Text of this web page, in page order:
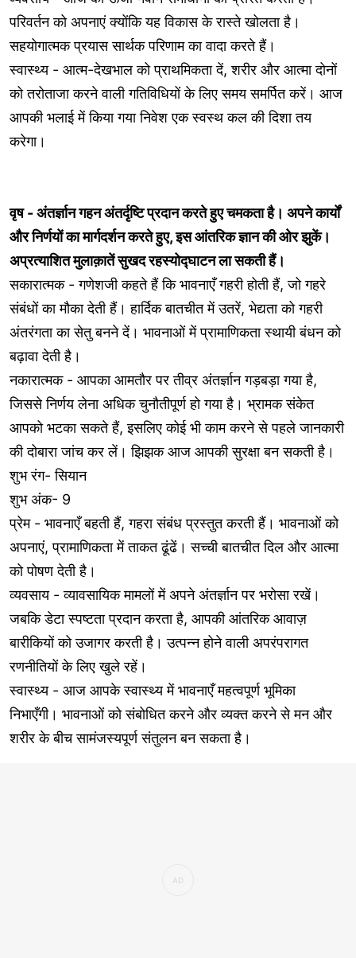
परिवर्तन को अपनाएं क्योंकि यह विकास के रास्ते खोलता है।
सहयोगात्मक प्रयास सार्थक परिणाम का वादा करते हैं।
स्वास्थ्य - आत्म-देखभाल को प्राथमिकता दें, शरीर और आत्मा दोनों
को तरोताजा करने वाली गतिविधियों के लिए समय समर्पित करें। आज
आपकी भलाई में किया गया निवेश एक स्वस्थ कल की दिशा तय
करेगा।
वृष - अंतर्ज्ञान गहन अंतर्दृष्टि प्रदान करते हुए चमकता है। अपने कार्यों
और निर्णयों का मार्गदर्शन करते हुए, इस आंतरिक ज्ञान की ओर झुकें।
अप्रत्याशित मुलाक़ातें सुखद रहस्योद्घाटन ला सकती हैं।
सकारात्मक - गणेशजी कहते हैं कि भावनाएँ गहरी होती हैं, जो गहरे
संबंधों का मौका देती हैं। हार्दिक बातचीत में उतरें, भेद्यता को गहरी
अंतरंगता का सेतु बनने दें। भावनाओं में प्रामाणिकता स्थायी बंधन को
बढ़ावा देती है।
नकारात्मक - आपका आमतौर पर तीव्र अंतर्ज्ञान गड़बड़ा गया है,
जिससे निर्णय लेना अधिक चुनौतीपूर्ण हो गया है। भ्रामक संकेत
आपको भटका सकते हैं, इसलिए कोई भी काम करने से पहले जानकारी
की दोबारा जांच कर लें। झिझक आज आपकी सुरक्षा बन सकती है।
शुभ रंग- सियान
शुभ अंक- 9
प्रेम - भावनाएँ बहती हैं, गहरा संबंध प्रस्तुत करती हैं। भावनाओं को
अपनाएं, प्रामाणिकता में ताकत ढूंढें। सच्ची बातचीत दिल और आत्मा
को पोषण देती है।
व्यवसाय - व्यावसायिक मामलों में अपने अंतर्ज्ञान पर भरोसा रखें।
जबकि डेटा स्पष्टता प्रदान करता है, आपकी आंतरिक आवाज़
बारीकियों को उजागर करती है। उत्पन्न होने वाली अपरंपरागत
रणनीतियों के लिए खुले रहें।
स्वास्थ्य - आज आपके स्वास्थ्य में भावनाएँ महत्वपूर्ण भूमिका
निभाएँगी। भावनाओं को संबोधित करने और व्यक्त करने से मन और
शरीर के बीच सामंजस्यपूर्ण संतुलन बन सकता है।